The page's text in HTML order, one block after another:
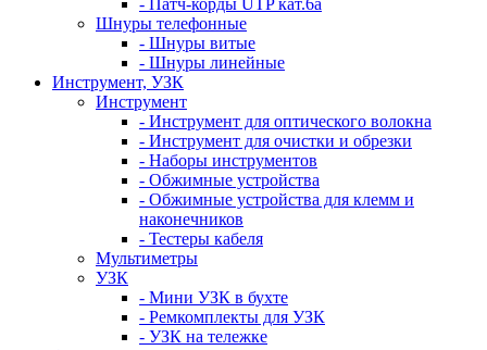
- Патч-корды UTP кат.6а
Шнуры телефонные
- Шнуры витые
- Шнуры линейные
Инструмент, УЗК
Инструмент
- Инструмент для оптического волокна
- Инструмент для очистки и обрезки
- Наборы инструментов
- Обжимные устройства
- Обжимные устройства для клемм и
наконечников
- Тестеры кабеля
Мультиметры
УЗК
- Мини УЗК в бухте
- Ремкомплекты для УЗК
- УЗК на тележке